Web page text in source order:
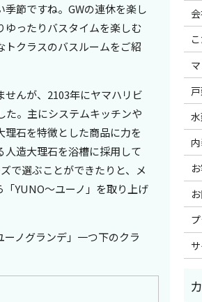
節ですね。GWの連休を楽し
ゆったりバスタイムを楽しむ
クラスのバスルームをご紹
んが、2103年にヤマハリビ
た。主にシステムキッチンや
石を特徴とした商品に力を
人造大理石を浴槽に採用して
で選ぶことができたりと、メ
YUNO～ユーノ」を取り上げ
ノグランデ」一つ下のクラ